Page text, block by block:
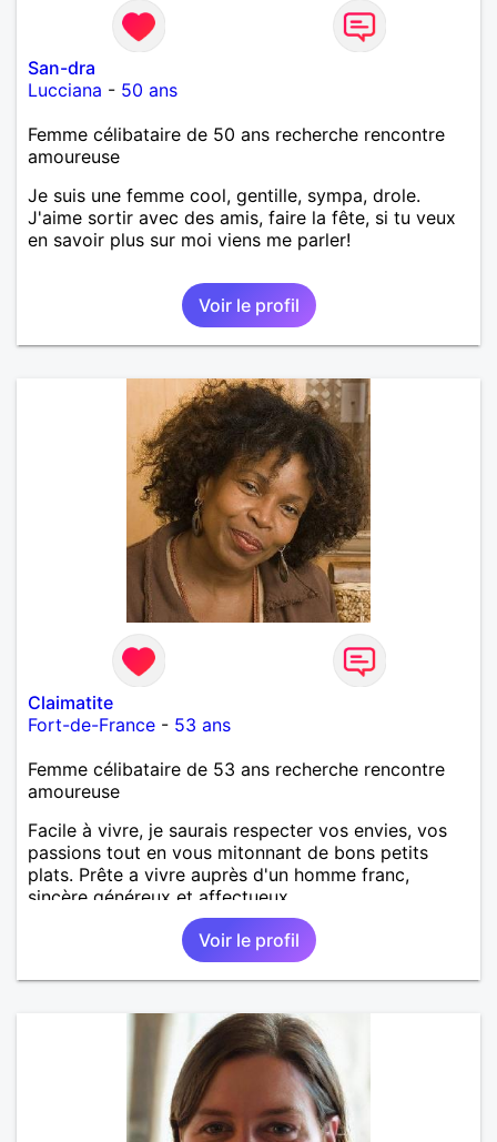
San-dra
Lucciana - 50 ans
Femme célibataire de 50 ans recherche rencontre
amoureuse
Je suis une femme cool, gentille, sympa, drole.
J'aime sortir avec des amis, faire la fête, si tu veux
en savoir plus sur moi viens me parler!
Voir le profil
Claimatite
Fort-de-France - 53 ans
Femme célibataire de 53 ans recherche rencontre
amoureuse
Facile à vivre, je saurais respecter vos envies, vos
passions tout en vous mitonnant de bons petits
plats. Prête a vivre auprès d'un homme franc,
sincère généreux et affectueux...
Voir le profil